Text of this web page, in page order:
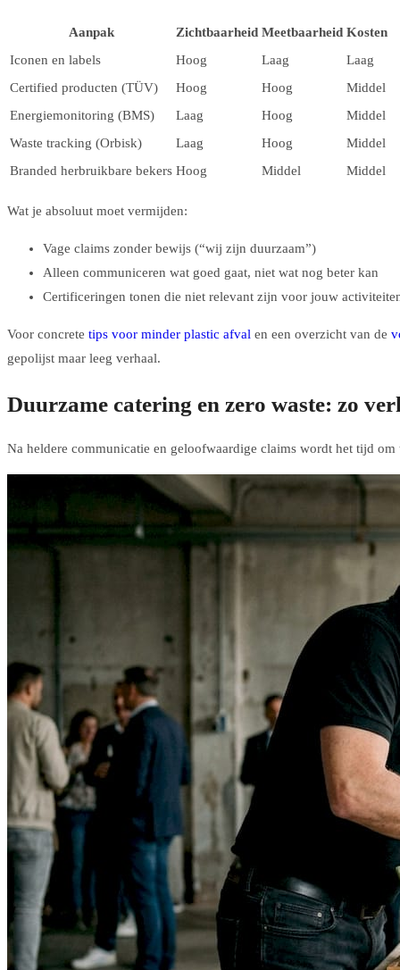
Aanpak Zichtbaarheid Meetbaarheid Kosten
Iconen en labels
Hoog Laag
Laag
Certified producten (TÜV)
Hoog Hoog
Middel
Energiemonitoring (BMS)
Laag Hoog
Middel
Waste tracking (Orbisk)
Laag Hoog
Middel
Branded herbruikbare bekers Hoog Middel Middel
Wat je absoluut moet vermijden:
Vage claims zonder bewijs (“wij zijn duurzaam”)
Alleen communiceren wat goed gaat, niet wat nog beter kan
Certificeringen tonen die niet relevant zijn voor jouw
Voor concrete tips voor minder plastic afval en een overzicht van de
gepolijst maar leeg verhaal.
Duurzame catering en zero waste: zo
Na heldere communicatie en geloofwaardige claims wordt het tijd